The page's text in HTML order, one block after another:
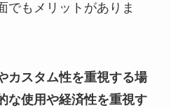
でもメリットがありま
カスタム性を重視する場
な使用や経済性を重視す